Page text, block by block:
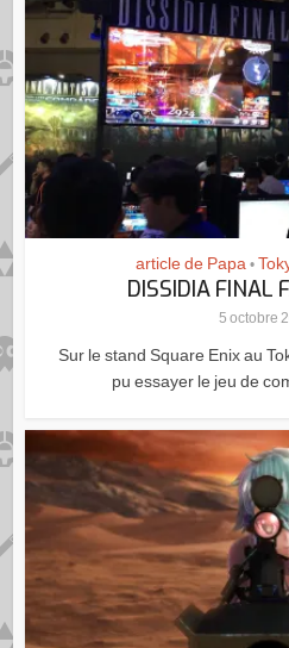
article de Papa •
DISSIDIA FINAL
5 octobre
Sur le stand Square Enix au
pu essayer le jeu de